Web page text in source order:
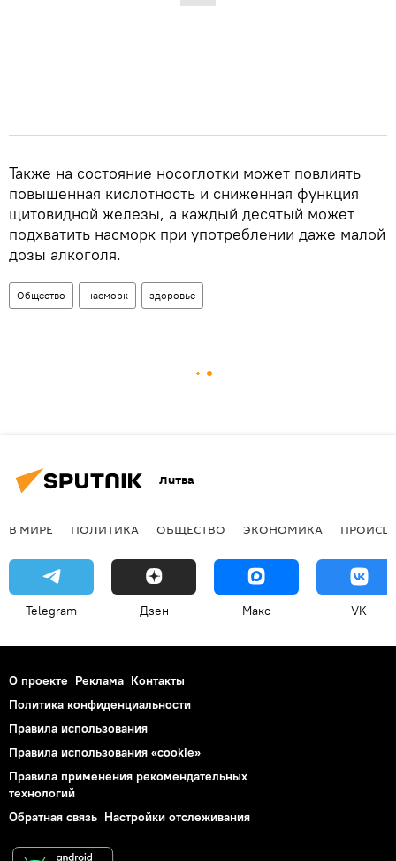
Также на состояние носоглотки может повлиять
повышенная кислотность и сниженная функция
щитовидной железы, а каждый десятый может
подхватить насморк при употреблении даже малой
дозы алкоголя.
Общество насморк здоровье
Литва
В МИРЕ ПОЛИТИКА ОБЩЕСТВО ЭКОНОМИКА
Telegram Дзен Макс VK
О проекте Реклама Контакты
Политика конфиденциальности
Правила использования
Правила использования «cookie»
Правила применения рекомендательных
технологий
Обратная связь Настройки отслеживания